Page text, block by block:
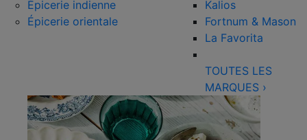
Épicerie indienne
Épicerie orientale
Kalios
Fortnum & Mason
La Favorita
TOUTES LES
MARQUES ›